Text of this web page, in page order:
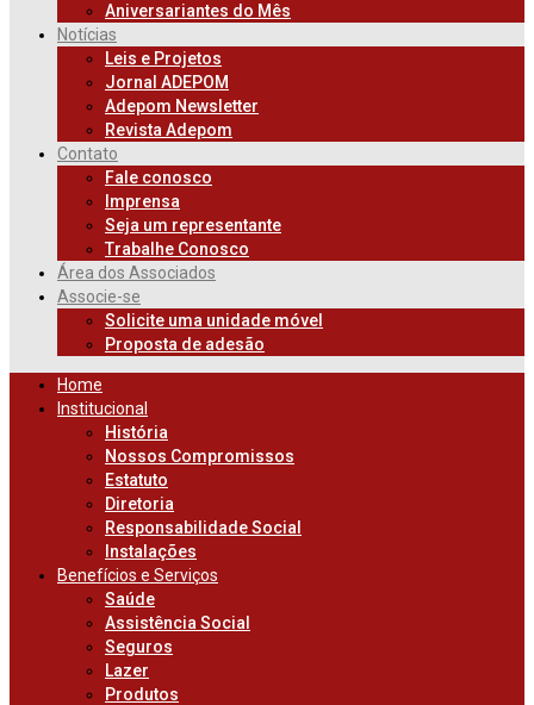
Aniversariantes do Mês
Notícias
Leis e Projetos
Jornal ADEPOM
Adepom Newsletter
Revista Adepom
Contato
Fale conosco
Imprensa
Seja um representante
Trabalhe Conosco
Área dos Associados
Associe-se
Solicite uma unidade móvel
Proposta de adesão
Home
Institucional
História
Nossos Compromissos
Estatuto
Diretoria
Responsabilidade Social
Instalações
Benefícios e Serviços
Saúde
Assistência Social
Seguros
Lazer
Produtos